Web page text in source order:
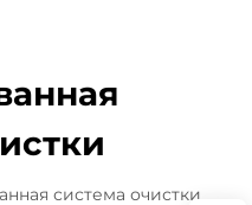
система очистки